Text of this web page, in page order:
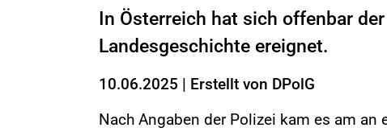
In Österreich hat sich offenbar
Landesgeschichte ereignet.
10.06.2025 | Erstellt von DPolG
Nach Angaben der Polizei kam es am an